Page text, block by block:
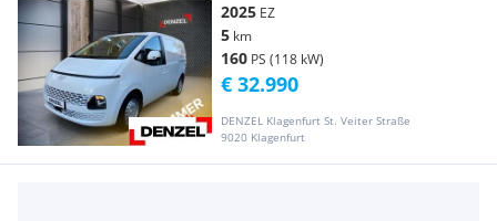
2025 EZ
5 km
160 PS (118 kW)
DENZEL Klagenfurt St. Veiter Straße
9020 Klagenfurt
€ 32.990